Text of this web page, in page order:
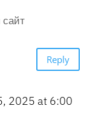
Reply
2025 at 6:00